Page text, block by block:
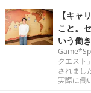
【キャ
こと。
いう働
クエスト
されまし
実際に働